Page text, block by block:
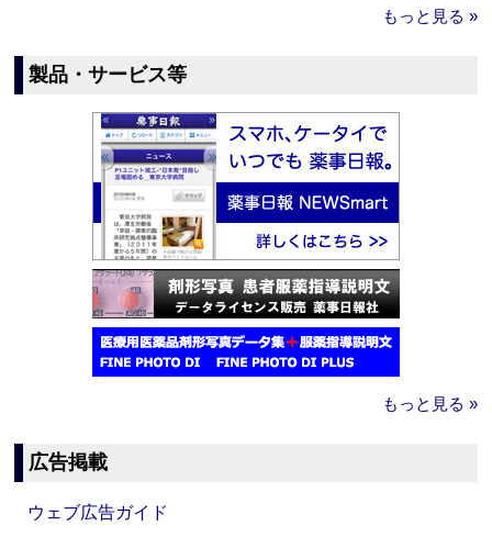
もっと見る »
製品・サービス等
もっと見る »
広告掲載
ウェブ広告ガイド